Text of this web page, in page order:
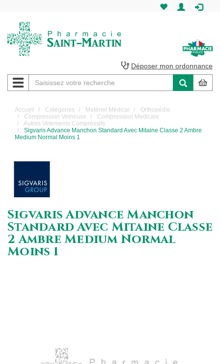
Martin
Pharmacie
Saint-
Martin
Déposer mon ordonnance
Navigation
Accueil Catégories Matériel Médical
Orthopédie
Compression Veineuse
Compression Medicale
Autres Vetements Compressifs
Sigvaris Advance Manchon Standard Avec Mitaine Classe 2 Ambre
Medium Normal Moins 1
Sigvaris Advance Manchon
Standard Avec Mitaine Classe
2 Ambre Medium Normal
Moins 1